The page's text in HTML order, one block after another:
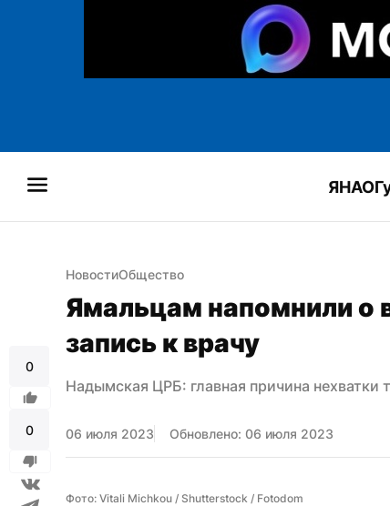
ЯНАО
0
0
НовостиОбщество
Ямальцам напомнили о
запись к врачу
Надымская ЦРБ: главная причина нехватки
06 июля 2023 Обновлено: 06 июля 2023
Фото: Vitali Michkou / Shutterstock / Fotodom